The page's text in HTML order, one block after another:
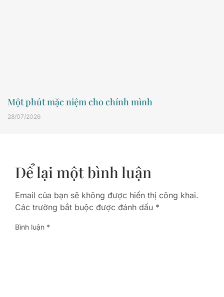
Một phút mặc niệm cho chính mình
28/07/2026
Để lại một bình luận
Email của bạn sẽ không được hiển thị công khai.
Các trường bắt buộc được đánh dấu *
Bình luận *